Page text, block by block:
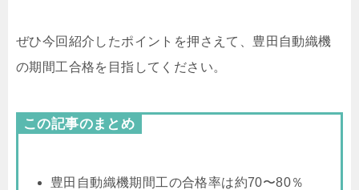
ぜひ今回紹介したポイントを押さえて、豊田自動織機
の期間工合格を目指してください。
この記事のまとめ
豊田自動織機期間工の合格率は約70〜80％